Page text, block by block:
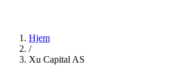
Hjem
/
Xu Capital AS